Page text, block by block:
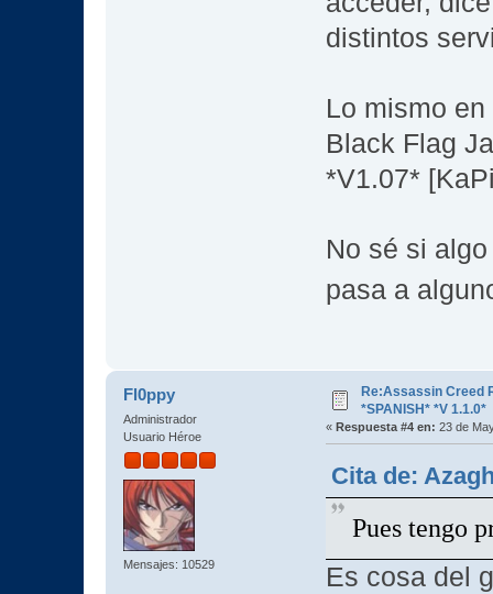
distintos
Lo mismo
Black Flag
*V1.07*
No sé si
pasa a
Fl0ppy
Administrador
Usuario Héroe
Mensajes: 10529
Re:Assassin Creed
*SPANISH* *V 1.1.0*
« Respuesta #4 en: 23 de
Cita de:
Pues tengo
Es cosa del